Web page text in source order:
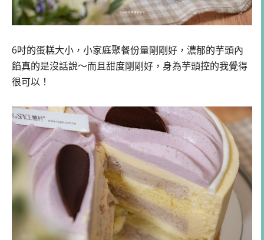
6吋的蛋糕大小，小家庭聚餐份量剛剛好，濃郁的芋頭內
餡真的是沒話說～而且甜度剛剛好，身為芋頭控的我覺得
很可以！